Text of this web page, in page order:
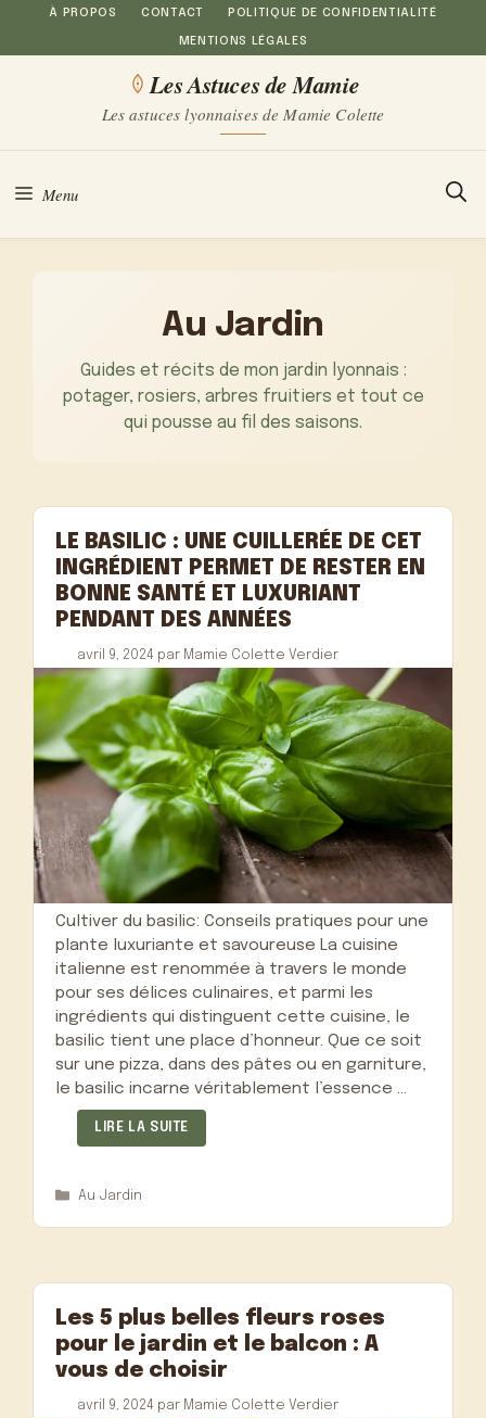
Aller
au
À PROPOS CONTACT POLITIQUE DE CONFIDENTIALITÉ
MENTIONS LÉGALES
Les Astuces de Mamie
Les astuces lyonnaises de Mamie Colette
Menu
Au Jardin
Guides et récits de mon jardin lyonnais :
potager, rosiers, arbres fruitiers et tout ce
qui pousse au fil des saisons.
LE BASILIC : UNE CUILLERÉE DE CET
INGRÉDIENT PERMET DE RESTER EN
BONNE SANTÉ ET LUXURIANT
PENDANT DES ANNÉES
avril 9, 2024 par Mamie Colette Verdier
Cultiver du basilic: Conseils pratiques pour une
plante luxuriante et savoureuse La cuisine
italienne est renommée à travers le monde
pour ses délices culinaires, et parmi les
ingrédients qui distinguent cette cuisine, le
basilic tient une place d’honneur. Que ce soit
sur une pizza, dans des pâtes ou en garniture,
le basilic incarne véritablement l’essence …
LIRE LA SUITE
Catégories
Au Jardin
Les 5 plus belles fleurs roses
pour le jardin et le balcon : A
vous de choisir
avril 9, 2024 par Mamie Colette Verdier